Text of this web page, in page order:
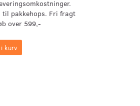
til pakkehops. Fri fragt
over 599,-
kurv